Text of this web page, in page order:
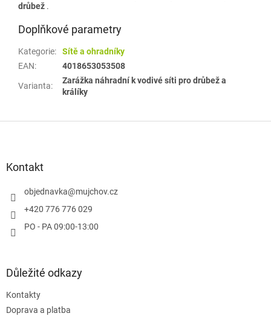
drůbež .
Doplňkové parametry
Kategorie:
Sítě a ohradníky
EAN: 4018653053508
Varianta:
Zarážka náhradní k vodivé síti pro drůbež a
králíky
Kontakt
objednavka@mujchov.cz
+420 776 776 029
PO - PA 09:00-13:00
Důležité odkazy
Kontakty
Doprava a platba